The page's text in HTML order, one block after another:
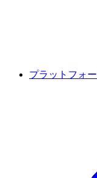
プラットフォ